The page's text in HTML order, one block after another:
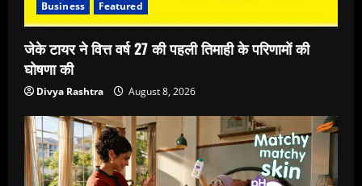
Business Featured
जेके टायर ने वित्त वर्ष 27 की पहली तिमाही के परिणामों की
घोषणा की
Divya Rashtra August 8, 2026